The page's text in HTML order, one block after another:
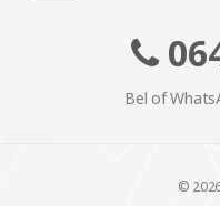
Bel of
©